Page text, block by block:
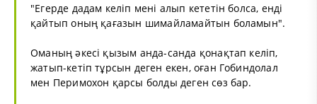
"Егерде дадам келіп мені алып кететін болса, енді
қайтып оның қағазын шимайламайтын боламын".
Оманың әкесі қызым анда-санда қонақтап келіп,
жатып-кетіп тұрсын деген екен, оған Гобиндолал
мен Перимохон қарсы болды деген сөз бар.